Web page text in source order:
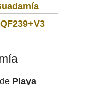
Playa